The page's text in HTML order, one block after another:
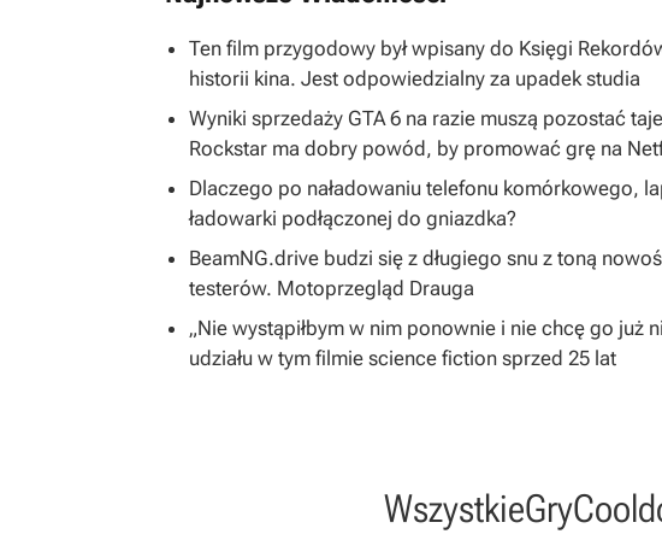
Ten film przygodowy był wpisany do Księgi
historii kina. Jest odpowiedzialny za upadek studia
Wyniki sprzedaży GTA 6 na razie muszą pozostać
Rockstar ma dobry powód, by promować grę na
Dlaczego po naładowaniu telefonu komórkowego,
ładowarki podłączonej do gniazdka?
BeamNG.drive budzi się z długiego snu z toną
testerów. Motoprzegląd Drauga
„Nie wystąpiłbym w nim ponownie i nie chcę go już
udziału w tym filmie science fiction sprzed 25 lat
WszystkieGry